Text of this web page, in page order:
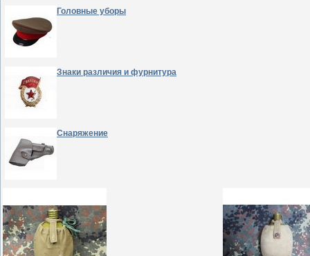
Головные уборы
Знаки различия и фурнитура
Снаряжение